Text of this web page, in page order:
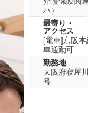
ハ）
最寄り・
アクセス
[電車]京阪
5分
車通勤可
勤務地
大阪府寝屋
号